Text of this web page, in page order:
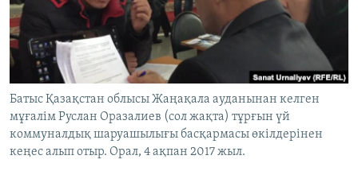
ЖАЗЫЛЫҢЫЗ
Басқа тілдерде
Батыс Қазақстан облысы Жаңақала ауданынан келген
мұғалім Руслан Оразалиев (сол жақта) тұрғын үй
коммуналдық шаруашылығы басқармасы өкілдерінен
кеңес алып отыр. Орал, 4 ақпан 2017 жыл.